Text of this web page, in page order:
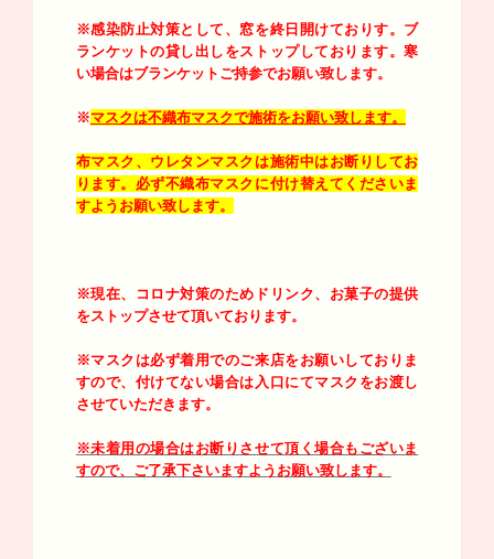
※感染防止対策として、窓を終日開けておりす。 ブ
ランケットの貸し出しをストップしております。寒
い場合はブランケットご持参でお願い致します。
※マスクは不織布マスクで施術をお願い致します。
布マスク、ウレタンマスクは施術中はお断りしてお
ります。必ず不織布マスクに付け替えてくださいま
すようお願い致します。
※現在、コロナ対策のためドリンク、お菓子の提供
をストップさせて頂いております。
※マスクは必ず着用でのご来店をお願いしておりま
すので、付けてない場合は入口にてマスクをお渡し
させていただきます。
※未着用の場合はお断りさせて頂く場合もございま
すので、ご了承下さいますようお願い致します。